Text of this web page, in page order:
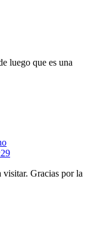
luego que es una
visitar. Gracias por la